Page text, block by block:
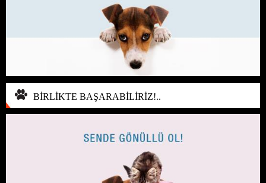
BİRLİKTE BAŞARABİLİRİZ!..